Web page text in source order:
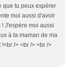
que tu peux espérer
moi aussi d'avoir
J'espère moi aussi
à ta maman de ma
/> <br /> <br />